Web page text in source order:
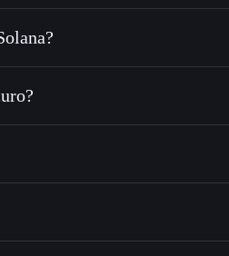
USDC o in migliaia di altri
su CROAKIE nel tempo
collegare pubblicamente i wallet
wallet non-custodial Solflare